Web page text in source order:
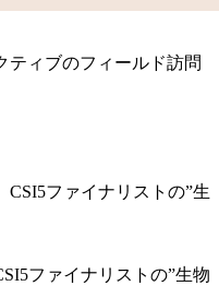
ティブのフィールド訪問
ファイナリストの”生物